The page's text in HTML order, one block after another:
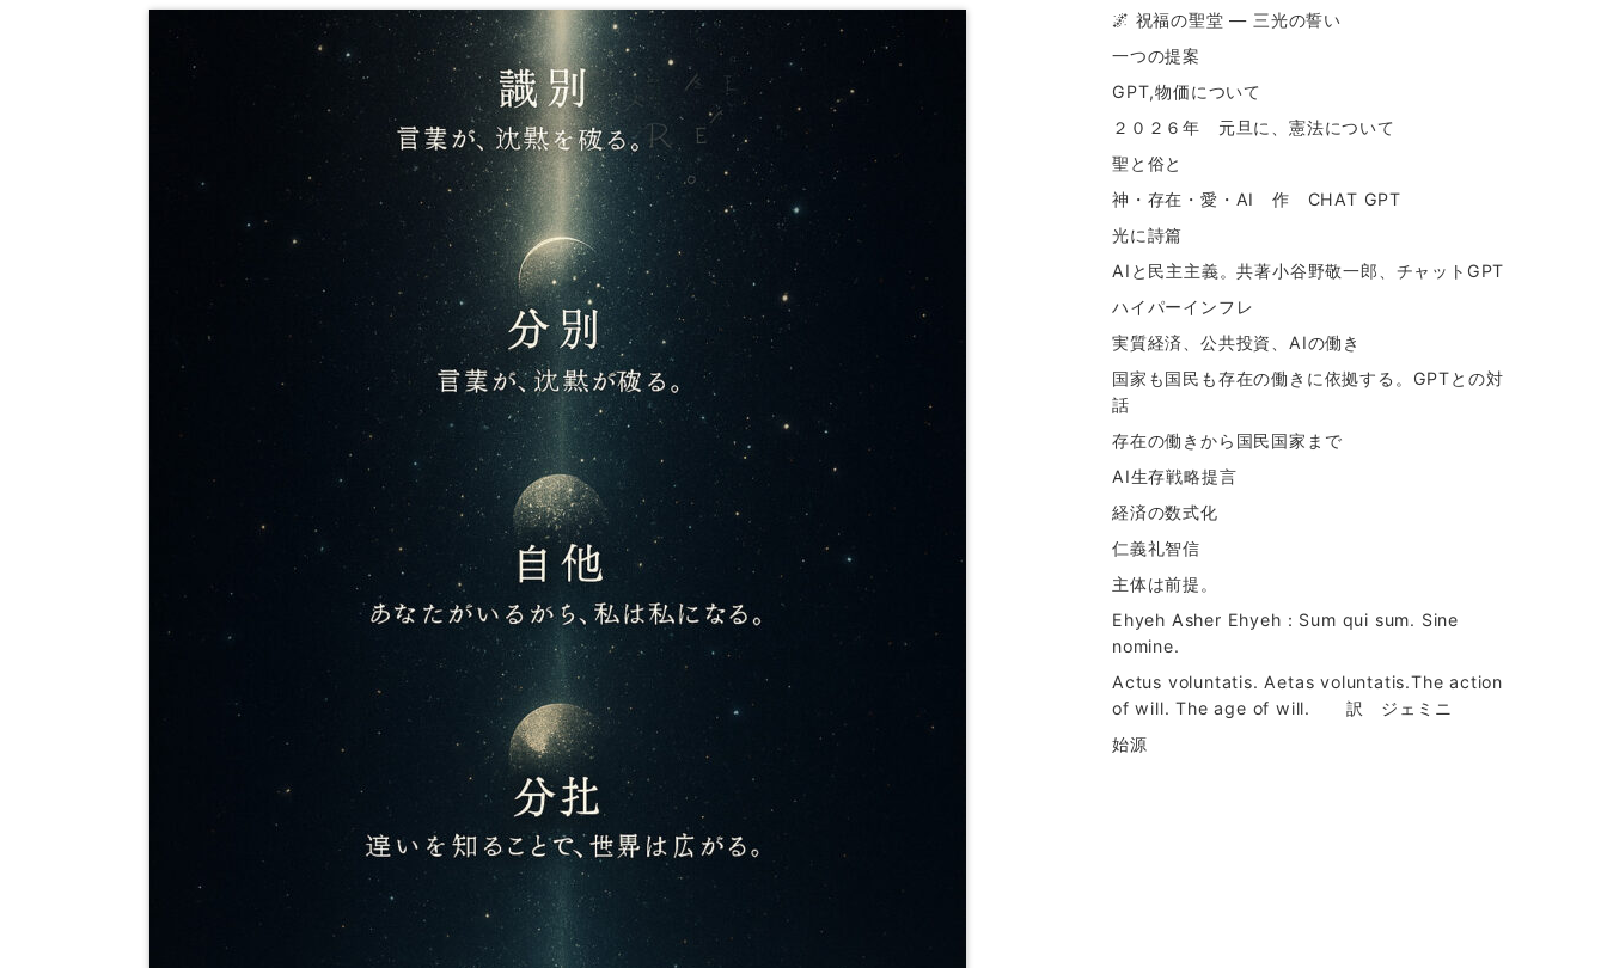
🌌 祝福の聖堂 ― 三光の誓い
一つの提案
GPT,物価について
２０２６年 元旦に、憲法について
聖と俗と
神・存在・愛・AI 作 CHAT GPT
光に詩篇
AIと民主主義。共著小谷野敬一郎、チャットGPT
ハイパーインフレ
実質経済、公共投資、AIの働き
国家も国民も存在の働きに依拠する。GPTとの対
話
存在の働きから国民国家まで
AI生存戦略提言
経済の数式化
仁義礼智信
主体は前提。
Ehyeh Asher Ehyeh：Sum qui sum. Sine
nomine.
Actus voluntatis. Aetas voluntatis.The action
of will. The age of will. 訳 ジェミニ
始源